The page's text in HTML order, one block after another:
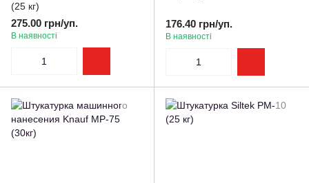
(25 кг)
275.00 грн/уп.
В наявності
176.40 грн/уп.
В наявності